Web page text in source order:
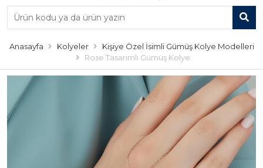
Anasayfa Kolyeler
Kişiye Özel İsimli Gümüş Kolye Modelleri
Rose Tasarımlı Gümüş Kolye